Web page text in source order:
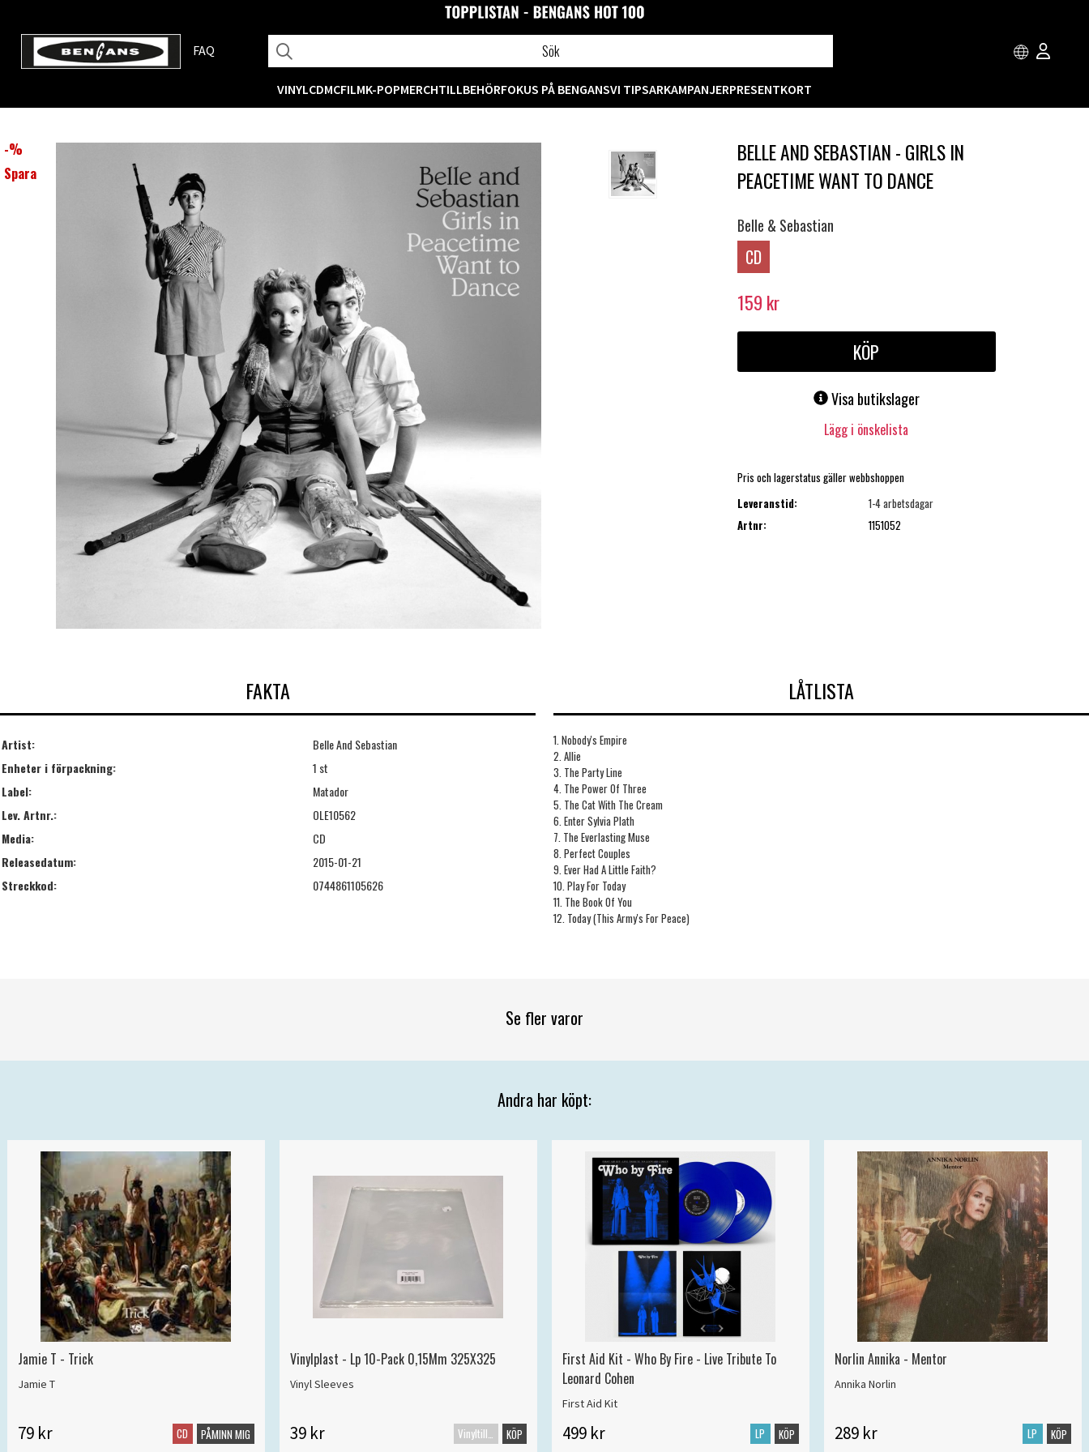
FAQ
VINYLCDMCFILMK-POPMERCHTILLBEHÖRFOKUS PÅ BENGANSVI TIPSARKAMPANJERPRESENTKORT
-%
Spara
BELLE AND SEBASTIAN - GIRLS IN
PEACETIME WANT TO DANCE
Belle & Sebastian
CD
159 kr
KÖP
Visa butikslager
Lägg i önskelista
Pris och lagerstatus gäller webbshoppen
Leveranstid:
1-4 arbetsdagar
Artnr:
1151052
FAKTA
Artist:
Belle And Sebastian
Enheter i förpackning:
1 st
Label:
Matador
Lev. Artnr.:
OLE10562
Media:
CD
Releasedatum:
2015-01-21
Streckkod:
0744861105626
LÅTLISTA
1. Nobody's Empire
2. Allie
3. The Party Line
4. The Power Of Three
5. The Cat With The Cream
6. Enter Sylvia Plath
7. The Everlasting Muse
8. Perfect Couples
9. Ever Had A Little Faith?
10. Play For Today
11. The Book Of You
12. Today (This Army's For Peace)
Se fler varor
Andra har köpt:
Jamie T - Trick
Jamie T
79 kr CD PÅMINN MIG
Vinylplast - Lp 10-Pack 0,15Mm 325X325
Vinyl Sleeves
39 kr Vinyltillbehör KÖP
First Aid Kit - Who By Fire - Live Tribute To
Leonard Cohen
First Aid Kit
499 kr LP KÖP
Norlin Annika - Mentor
Annika Norlin
289 kr LP KÖP